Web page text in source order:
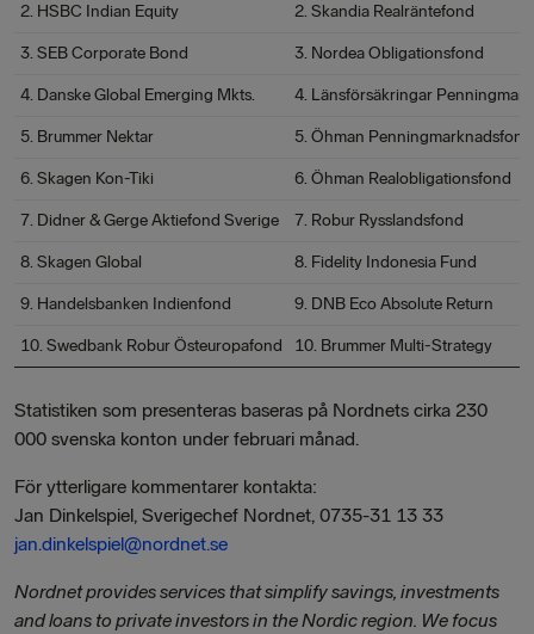
2. HSBC Indian Equity 2. Skandia Realräntefond
3. SEB Corporate Bond 3. Nordea Obligationsfond
4. Danske Global Emerging Mkts. 4. Länsförsäkringar
5. Brummer Nektar 5. Öhman Penningmarknadsfond
6. Skagen Kon-Tiki 6. Öhman Realobligationsfond
7. Didner & Gerge Aktiefond Sverige 7. Robur Rysslandsfond
8. Skagen Global 8. Fidelity Indonesia Fund
9. Handelsbanken Indienfond 9. DNB Eco Absolute Return
10. Swedbank Robur Östeuropafond 10. Brummer Multi-Strategy
Statistiken som presenteras baseras på Nordnets cirka 230
000 svenska konton under februari månad.
För ytterligare kommentarer kontakta:
Jan Dinkelspiel, Sverigechef Nordnet, 0735-31 13 33
jan.dinkelspiel@nordnet.se
Nordnet provides services that simplify savings, investments
and loans to private investors in the Nordic region. We focus